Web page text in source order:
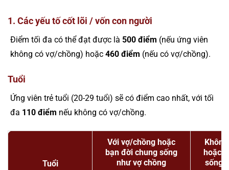
1. Các yếu tố cốt lõi / vốn con người
Điểm tối đa có thể đạt được là 500 điểm (nếu ứng viên
không có vợ/chồng) hoặc 460 điểm (nếu có vợ/chồng).
Tuổi
Ứng viên trẻ tuổi (20-29 tuổi) sẽ có điểm cao nhất, với tối
đa 110 điểm nếu không có vợ/chồng.
Tuổi
Với vợ/chồng hoặc
bạn đời chung sống
như vợ chồng
hoặc
sống